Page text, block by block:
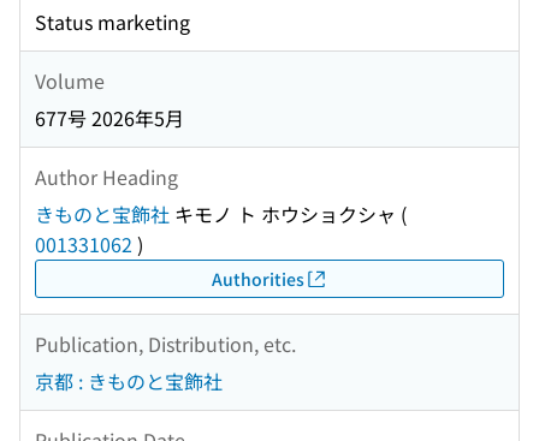
Status marketing
Volume
677号 2026年5月
Author Heading
きものと宝飾社 キモノ ト ホウショクシャ (
001331062 )
Authorities
Publication, Distribution, etc.
京都 : きものと宝飾社